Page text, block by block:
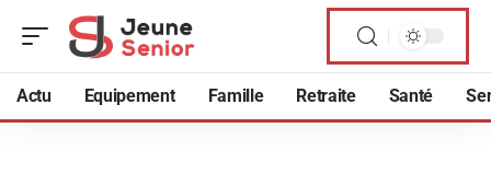
Actu Equipement Famille Retraite Santé